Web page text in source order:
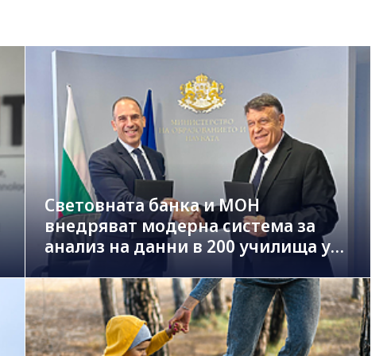
Световната банка и МОН
внедряват модерна система за
анализ на данни в 200 училища у
нас